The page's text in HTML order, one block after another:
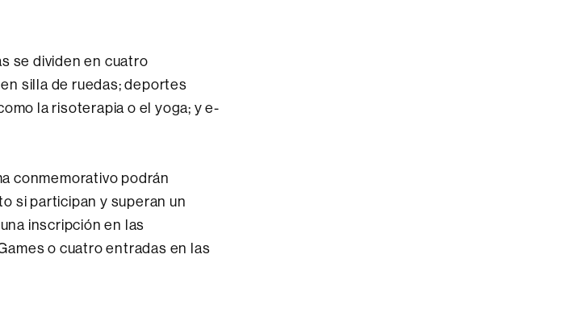
se dividen en cuatro
silla de ruedas; deportes
la risoterapia o el yoga; y e-
conmemorativo podrán
si participan y superan un
inscripción en las
o cuatro entradas en las